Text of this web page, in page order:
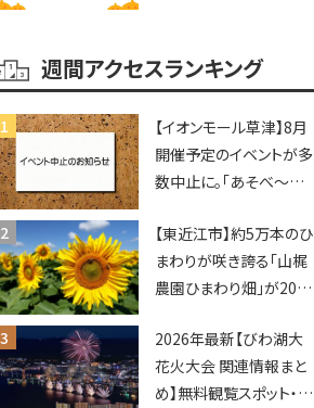
2026！親子で楽しもう
♪inピエリ守山
週間アクセスランキング
【イオンモール草津】8月
開催予定のイベントが多
数中止に。「あそべ〜る
ショーなど
【東近江市】約5万本のひ
まわりが咲き誇る「山梶
農園ひまわり畑」が2026
ポットやキッチンカーも
登場！何度も入園できる
フリーパスも販売★
2026年最新【びわ湖大
花火大会 関連情報まと
め】無料観覧スポット・同